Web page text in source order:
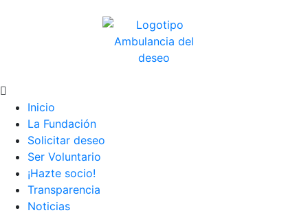
Inicio
La Fundación
Solicitar deseo
Ser Voluntario
¡Hazte socio!
Transparencia
Noticias